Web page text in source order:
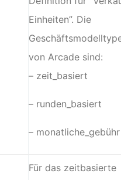
Einheiten”. Die
von Arcade sind:
– zeit_basiert
– runden_basiert
– monatliche_gebühr
Für das zeitbasierte